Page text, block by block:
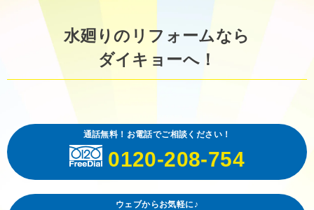
水廻りのリフォームなら
ダイキョーへ！
通話無料！お電話でご相談ください！
0120-208-754
ウェブからお気軽に♪